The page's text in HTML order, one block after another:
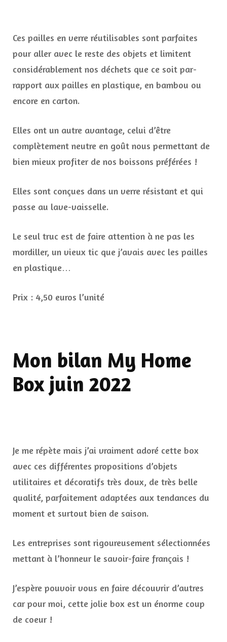
Ces pailles en verre réutilisables sont parfaites
pour aller avec le reste des objets et limitent
considérablement nos déchets que ce soit par-
rapport aux pailles en plastique, en bambou ou
encore en carton.
Elles ont un autre avantage, celui d’être
complètement neutre en goût nous permettant de
bien mieux profiter de nos boissons préférées !
Elles sont conçues dans un verre résistant et qui
passe au lave-vaisselle.
Le seul truc est de faire attention à ne pas les
mordiller, un vieux tic que j’avais avec les pailles
en plastique…
Prix : 4,50 euros l’unité
Mon bilan My Home
Box juin 2022
Je me répète mais j’ai vraiment adoré cette box
avec ces différentes propositions d’objets
utilitaires et décoratifs très doux, de très belle
qualité, parfaitement adaptées aux tendances du
moment et surtout bien de saison.
Les entreprises sont rigoureusement sélectionnées
mettant à l’honneur le savoir-faire français !
J’espère pouvoir vous en faire découvrir d’autres
car pour moi, cette jolie box est un énorme coup
de coeur !